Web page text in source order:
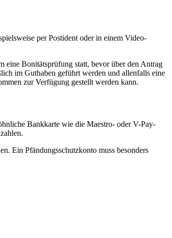
per Postident oder in einem Video-
Bonitätsprüfung statt, bevor über den Antrag
im Guthaben geführt werden und allenfalls eine
zur Verfügung gestellt werden kann.
Bankkarte wie die Maestro- oder V-Pay-
Ein Pfändungsschutzkonto muss besonders